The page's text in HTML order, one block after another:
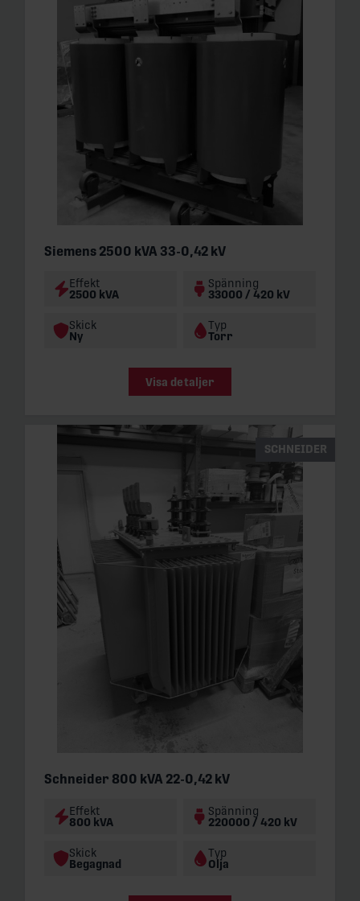
Siemens 2500 kVA 33-0,42 kV
Effekt
2500 kVA
Spänning
33000 / 420 kV
Skick
Ny
Typ
Torr
Visa detaljer
SCHNEIDER
Schneider 800 kVA 22-0,42 kV
Effekt
800 kVA
Spänning
220000 / 420 kV
Skick
Begagnad
Typ
Olja